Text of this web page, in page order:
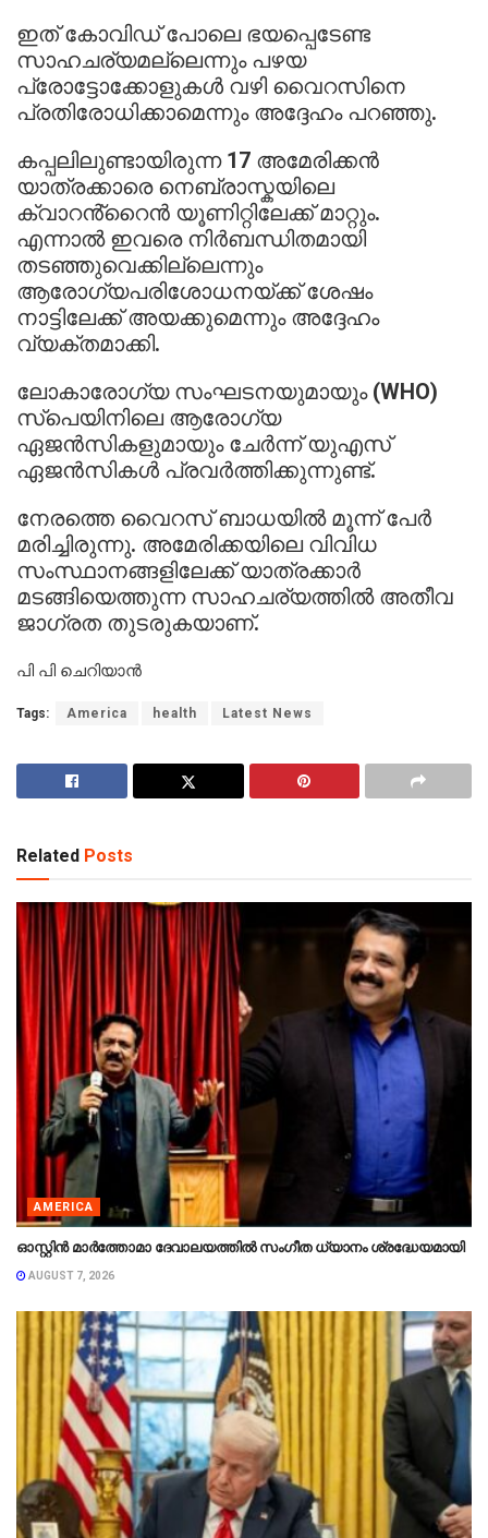
ഇത് കോവിഡ് പോലെ ഭയപ്പെടേണ്ട
സാഹചര്യമല്ലെന്നും പഴയ
പ്രോട്ടോക്കോളുകൾ വഴി വൈറസിനെ
പ്രതിരോധിക്കാമെന്നും അദ്ദേഹം പറഞ്ഞു.
കപ്പലിലുണ്ടായിരുന്ന 17 അമേരിക്കൻ
യാത്രക്കാരെ നെബ്രാസ്കയിലെ
ക്വാറൻ്റൈൻ യൂണിറ്റിലേക്ക് മാറ്റും.
എന്നാൽ ഇവരെ നിർബന്ധിതമായി
തടഞ്ഞുവെക്കില്ലെന്നും
ആരോഗ്യപരിശോധനയ്ക്ക് ശേഷം
നാട്ടിലേക്ക് അയക്കുമെന്നും അദ്ദേഹം
വ്യക്തമാക്കി.
ലോകാരോഗ്യ സംഘടനയുമായും (WHO)
സ്പെയിനിലെ ആരോഗ്യ
ഏജൻസികളുമായും ചേർന്ന് യുഎസ്
ഏജൻസികൾ പ്രവർത്തിക്കുന്നുണ്ട്.
നേരത്തെ വൈറസ് ബാധയിൽ മൂന്ന് പേർ
മരിച്ചിരുന്നു. അമേരിക്കയിലെ വിവിധ
സംസ്ഥാനങ്ങളിലേക്ക് യാത്രക്കാർ
മടങ്ങിയെത്തുന്ന സാഹചര്യത്തിൽ അതീവ
ജാഗ്രത തുടരുകയാണ്.
പി പി ചെറിയാൻ
Tags: America health Latest News
Related Posts
AMERICA
ഓസ്റ്റിൻ മാർത്തോമാ ദേവാലയത്തിൽ സംഗീത ധ്യാനം ശ്രദ്ധേയമായി
AUGUST 7, 2026